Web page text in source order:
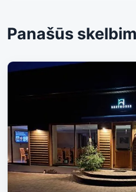
Panašūs